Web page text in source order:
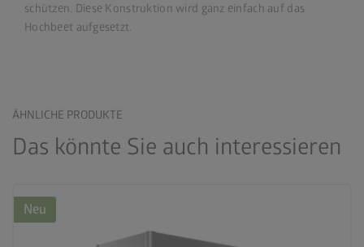
schützen. Diese Konstruktion wird ganz einfach auf das
Hochbeet aufgesetzt.
ÄHNLICHE PRODUKTE
Das könnte Sie auch interessieren
Neu